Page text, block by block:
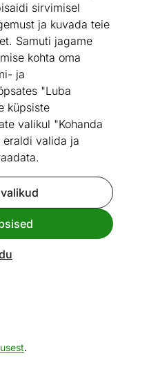
sirvimisel
ja kuvada teie
Samuti jagame
kohta oma
ja
"Luba
küpsiste
valikul "Kohanda
eraldi valida ja
Vaata sarnaseid
.